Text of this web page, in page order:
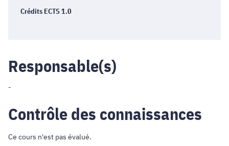
Crédits ECTS 1.0
Responsable(s)
-
Contrôle des connaissances
Ce cours n'est pas évalué.